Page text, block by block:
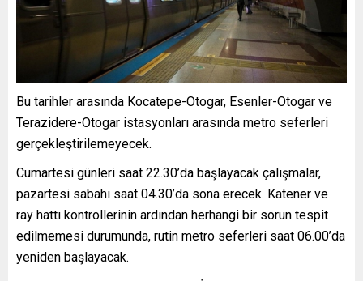
Bu tarihler arasında Kocatepe-Otogar, Esenler-Otogar ve
Terazidere-Otogar istasyonları arasında metro seferleri
gerçekleştirilemeyecek.
Cumartesi günleri saat 22.30’da başlayacak çalışmalar,
pazartesi sabahı saat 04.30’da sona erecek. Katener ve
ray hattı kontrollerinin ardından herhangi bir sorun tespit
edilmemesi durumunda, rutin metro seferleri saat 06.00’da
yeniden başlayacak.